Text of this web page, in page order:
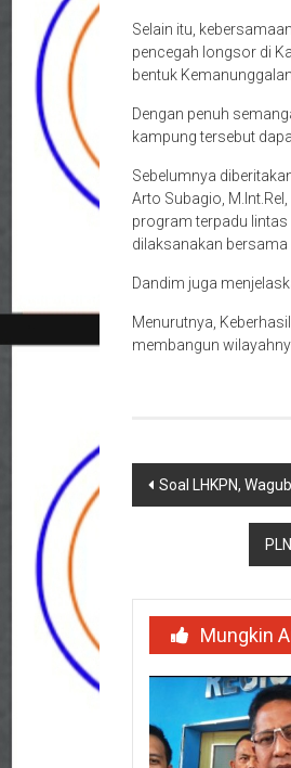
Selain itu,
pencegah longsor di
bentuk
Dengan penuh
kampung tersebut
Sebelumnya
Arto Subagio,
program terpadu
dilaksanakan
Dandim juga
Menurutnya,
membangun
Navigasi
Soal LHKPN,
Mungkin